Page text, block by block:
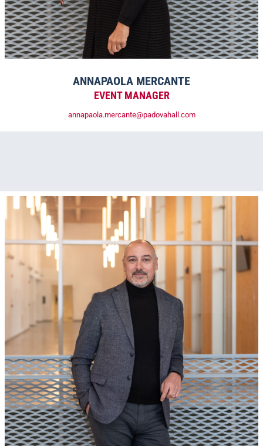
ANNAPAOLA MERCANTE
EVENT MANAGER
annapaola.mercante@padovahall.com